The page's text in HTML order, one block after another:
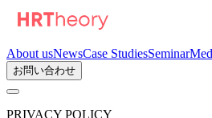
About usNewsCase StudiesSeminar
お問い合わせ
PRIVACY POLICY